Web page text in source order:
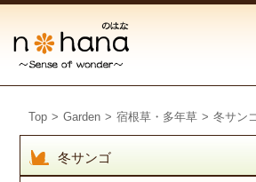
Top > Garden > 宿根草・多年草 > 冬サン
冬サンゴ